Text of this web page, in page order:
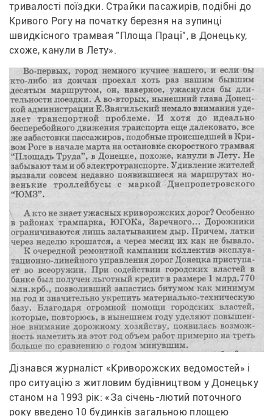
тривалості поїздки. Страйки пасажирів, подібні до
Кривого Рогу на початку березня на зупинці
швидкісного трамвая "Площа Праці", в Донецьку,
схоже, канули в Лету».
Дізнався журналіст «Криворожских ведомостей» і
про ситуацію з житловим будівництвом у Донецьку
станом на 1993 рік: «За січень-лютий поточного
року введено 10 будинків загальною площею